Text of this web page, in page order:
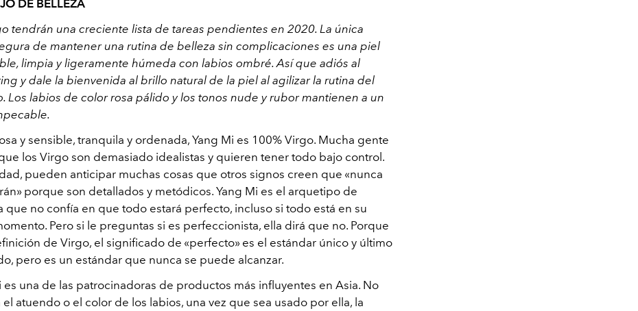
DE BELLEZA
tendrán una creciente lista de tareas pendientes en 2020. La única
de mantener una rutina de belleza sin complicaciones es una piel
limpia y ligeramente húmeda con labios ombré. Así que adiós al
y dale la bienvenida al brillo natural de la piel al agilizar la rutina del
Los labios de color rosa pálido y los tonos nude y rubor mantienen a un
y sensible, tranquila y ordenada, Yang Mi es 100% Virgo. Mucha gente
los Virgo son demasiado idealistas y quieren tener todo bajo control.
pueden anticipar muchas cosas que otros signos creen que «nunca
porque son detallados y metódicos. Yang Mi es el arquetipo de
que no confía en que todo estará perfecto, incluso si todo está en su
Pero si le preguntas si es perfeccionista, ella dirá que no. Porque
de Virgo, el significado de «perfecto» es el estándar único y último
pero es un estándar que nunca se puede alcanzar.
es una de las patrocinadoras de productos más influyentes en Asia. No
atuendo o el color de los labios, una vez que sea usado por ella, la